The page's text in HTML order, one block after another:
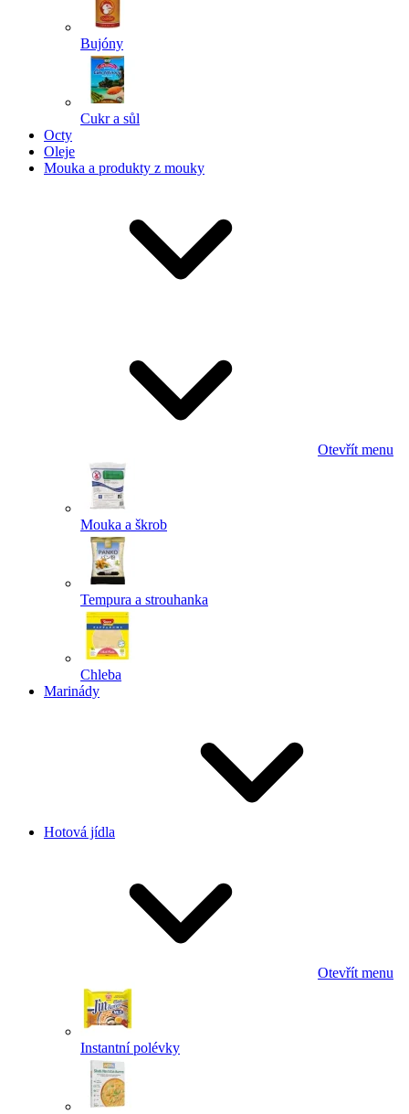
Bujóny
Cukr a sůl
Octy
Oleje
Mouka a produkty z mouky
Otevřít menu
Mouka a škrob
Tempura a strouhanka
Chleba
Marinády
Hotová jídla
Otevřít menu
Instantní polévky
Powered by chaterimo